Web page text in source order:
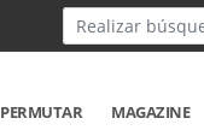
PERMUTAR MAGAZINE